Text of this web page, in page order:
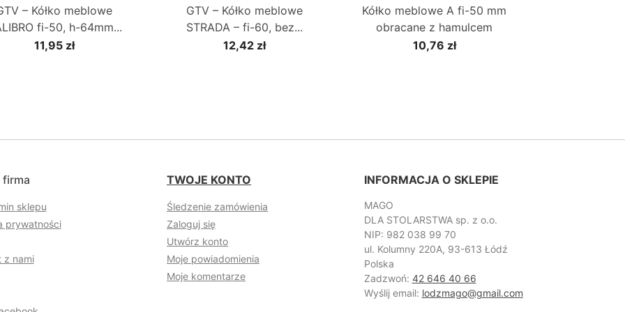
– Kółko meblowe
fi-50, h-64mm...
11,95 zł
GTV – Kółko meblowe
STRADA – fi-60, bez...
12,42 zł
Kółko meblowe A fi-50 mm
obracane z hamulcem
10,76 zł
firma
sklepu
prywatności
z nami
TWOJE KONTO
Śledzenie zamówienia
Zaloguj się
Utwórz konto
Moje powiadomienia
Moje komentarze
INFORMACJA O SKLEPIE
MAGO
DLA STOLARSTWA sp. z o.o.
NIP: 982 038 99 70
ul. Kolumny 220A, 93-613 Łódź
Polska
Zadzwoń: 42 646 40 66
Wyślij email: lodzmago@gmail.com